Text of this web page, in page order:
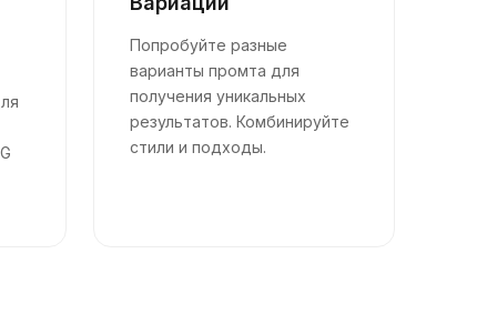
Попробуйте разные
варианты промта для
получения уникальных
результатов. Комбинируйте
стили и подходы.